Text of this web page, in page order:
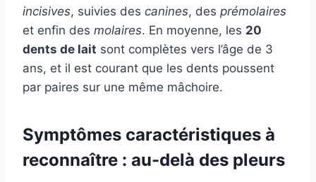
incisives, suivies des canines, des prémolaires
et enfin des molaires. En moyenne, les 20
dents de lait sont complètes vers l’âge de 3
ans, et il est courant que les dents poussent
par paires sur une même mâchoire.
Symptômes caractéristiques à
reconnaître : au-delà des pleurs